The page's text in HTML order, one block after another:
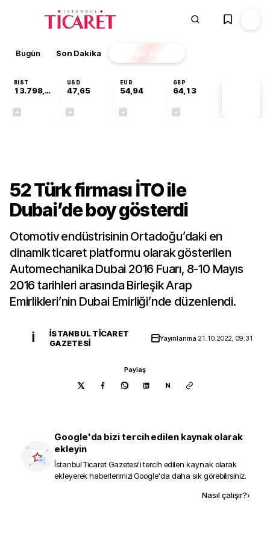
Bugün Son Dakika Finans EKSTRA
BIST
13.798,82
USD
47,65
EUR
54,94
GBP
64,13
52 Türk firması İTO ile
Dubai’de boy gösterdi
Otomotiv endüstrisinin Ortadoğu’daki en
dinamik ticaret platformu olarak gösterilen
Automechanika Dubai 2016 Fuarı, 8-10 Mayıs
2016 tarihleri arasında Birleşik Arap
Emirlikleri’nin Dubai Emirliği’nde düzenlendi.
İ
İSTANBUL TICARET
GAZETESI
Yayınlanma 21.10.2022, 09:31
Paylaş
N
Google'da bizi tercih edilen kaynak olarak
ekleyin
İstanbul Ticaret Gazetesi'i tercih edilen kaynak olarak
ekleyerek haberlerimizi Google'da daha sık görebilirsiniz.
Nasıl çalışır?›